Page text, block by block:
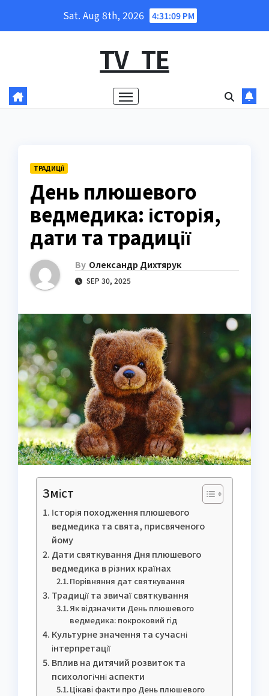
Sat. Aug 8th, 2026 4:31:10 PM
TV_TE
ТРАДИЦІЇ
День плюшевого
ведмедика: історія,
дати та традиції
By Олександр Дихтярук
SEP 30, 2025
Зміст
Історія походження плюшевого
ведмедика та свята, присвяченого
йому
Дати святкування Дня плюшевого
ведмедика в різних країнах
Порівняння дат святкування
Традиції та звичаї святкування
Як відзначити День плюшевого
ведмедика: покроковий гід
Культурне значення та сучасні
інтерпретації
Вплив на дитячий розвиток та
психологічні аспекти
Цікаві факти про День плюшевого